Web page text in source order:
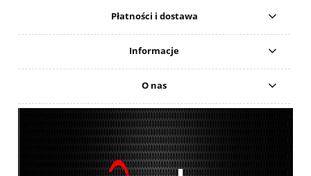
Płatności i dostawa
Informacje
O nas